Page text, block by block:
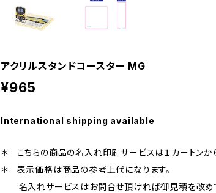
アクリルスタンドコースター MG
¥965
International shipping available
＊ こちらの商品の名入れ印刷サービスは１カートンか
＊ 表示価格は商品の参考上代になります。
名入れサービスはお問合せ頂ければ御見積を改めて